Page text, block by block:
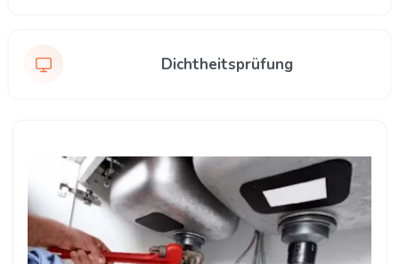
Dichtheitsprüfung